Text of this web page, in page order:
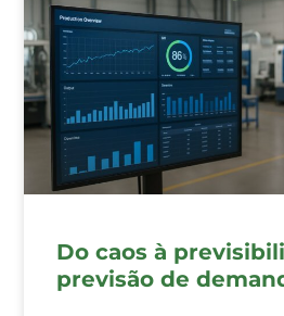
Do caos à
previsão de